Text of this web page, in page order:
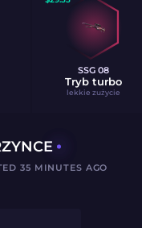
SSG 08
Tryb turbo
lekkie zużycie
35 MINUTES AGO